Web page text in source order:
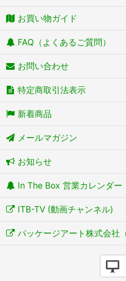
お買い物ガイド
FAQ（よくあるご質問）
お問い合わせ
特定商取引法表示
新着商品
メールマガジン
お知らせ
In The Box 営業カレンダー
ITB-TV (動画チャンネル)
パッケージアート株式会社